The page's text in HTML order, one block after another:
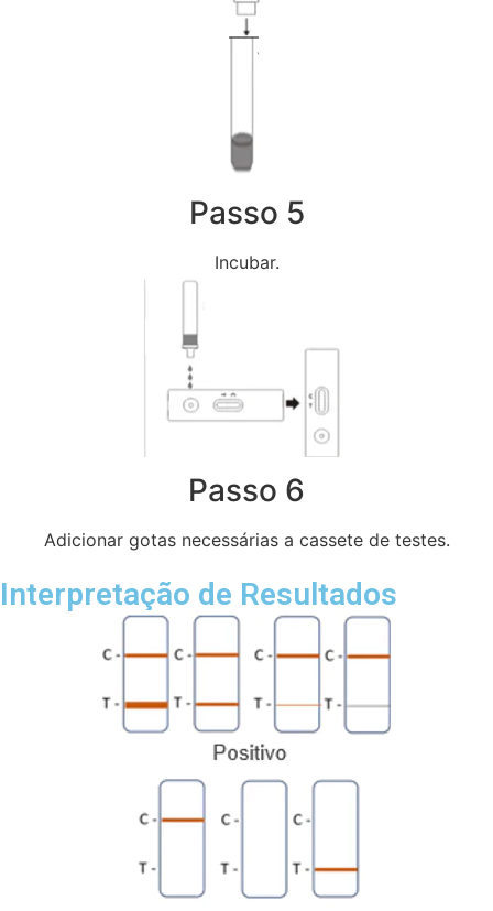
Passo 5
Incubar.
Passo 6
Adicionar gotas necessárias a cassete de testes.
Interpretação de Resultados